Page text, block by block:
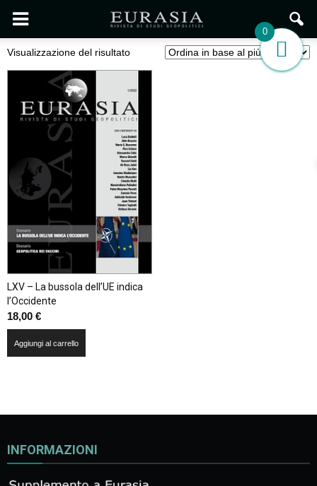
Visualizzazione del risultato
LXV – La bussola dell’UE indica
l’Occidente
18,00 €
Aggiungi al carrello
INFORMAZIONI
0